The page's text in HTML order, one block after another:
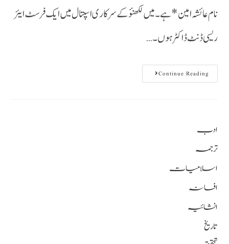
نام عائشہ امین* ہے۔ میں لکھنؤ کے سرکاری اسپتال میں ایک فرسٹ ایئر
ریسی ڈنٹ ڈاکٹرہوں۔…
Continue Reading
ادب
ترجمہ
اسلامیات
افسانہ
انشائیہ
تاریخ